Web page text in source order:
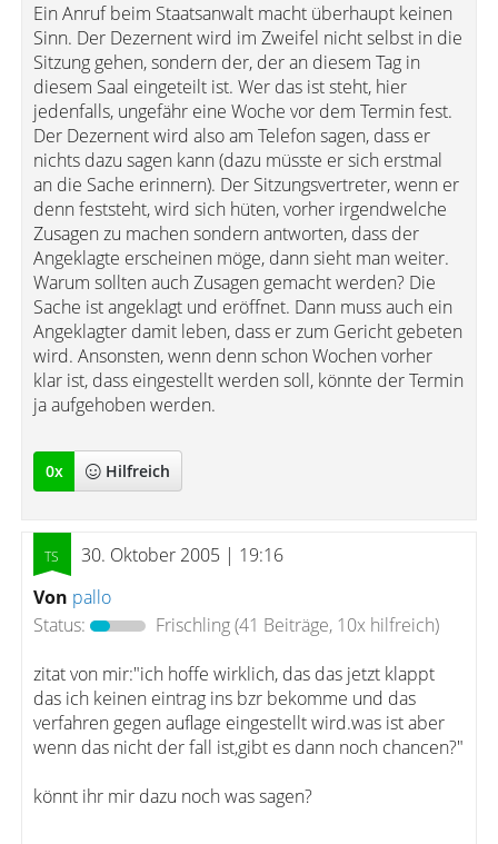
Ein Anruf beim Staatsanwalt macht überhaupt keinen
Sinn. Der Dezernent wird im Zweifel nicht selbst in die
Sitzung gehen, sondern der, der an diesem Tag in
diesem Saal eingeteilt ist. Wer das ist steht, hier
jedenfalls, ungefähr eine Woche vor dem Termin fest.
Der Dezernent wird also am Telefon sagen, dass er
nichts dazu sagen kann (dazu müsste er sich erstmal
an die Sache erinnern). Der Sitzungsvertreter, wenn er
denn feststeht, wird sich hüten, vorher irgendwelche
Zusagen zu machen sondern antworten, dass der
Angeklagte erscheinen möge, dann sieht man weiter.
Warum sollten auch Zusagen gemacht werden? Die
Sache ist angeklagt und eröffnet. Dann muss auch ein
Angeklagter damit leben, dass er zum Gericht gebeten
wird. Ansonsten, wenn denn schon Wochen vorher
klar ist, dass eingestellt werden soll, könnte der Termin
ja aufgehoben werden.
0x Hilfreich
30. Oktober 2005 | 19:16
Von pallo
Status:
Frischling(41 Beiträge, 10x hilfreich)
zitat von mir:"ich hoffe wirklich, das das jetzt klappt
das ich keinen eintrag ins bzr bekomme und das
verfahren gegen auflage eingestellt wird.was ist aber
wenn das nicht der fall ist,gibt es dann noch chancen?"
könnt ihr mir dazu noch was sagen?